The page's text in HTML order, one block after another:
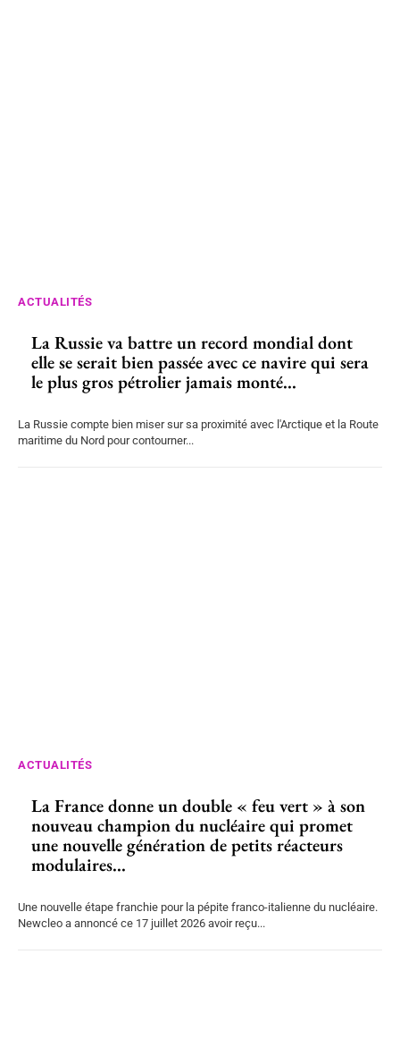
ACTUALITÉS
La Russie va battre un record mondial dont
elle se serait bien passée avec ce navire qui sera
le plus gros pétrolier jamais monté...
La Russie compte bien miser sur sa proximité avec l'Arctique et la Route
maritime du Nord pour contourner...
ACTUALITÉS
La France donne un double « feu vert » à son
nouveau champion du nucléaire qui promet
une nouvelle génération de petits réacteurs
modulaires...
Une nouvelle étape franchie pour la pépite franco-italienne du nucléaire.
Newcleo a annoncé ce 17 juillet 2026 avoir reçu...